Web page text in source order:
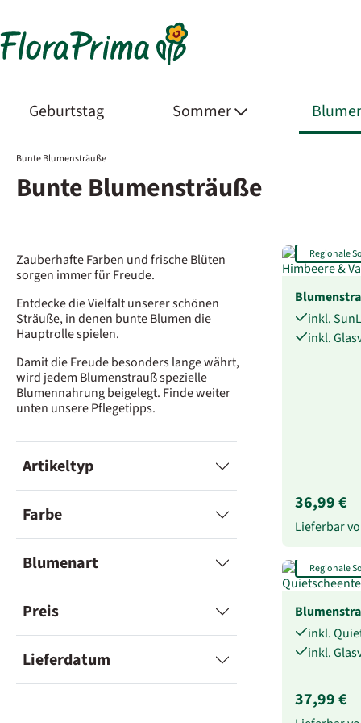
Geburtstag Sommer
Bunte Blumensträuße
Bunte Blumensträuße
Zauberhafte Farben und frische Blüten
sorgen immer für Freude.
Entdecke die Vielfalt unserer schönen
Sträuße, in denen bunte Blumen die
Hauptrolle spielen.
Damit die Freude besonders lange währt,
wird jedem Blumenstrauß spezielle
Blumennahrung beigelegt. Finde weiter
unten unsere Pflegetipps.
Artikeltyp
Farbe
Blumenart
Preis
Lieferdatum
Regionale
inkl.
inkl.
36,99 €
Lieferbar
Regionale
inkl.
inkl.
37,99 €